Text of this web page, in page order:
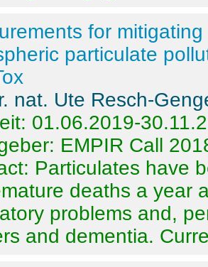
for
particulate
nat. Ute Resch-
01.06.2019-
EMPIR Call
Particulates have
deaths a year
problems and,
and dementia.